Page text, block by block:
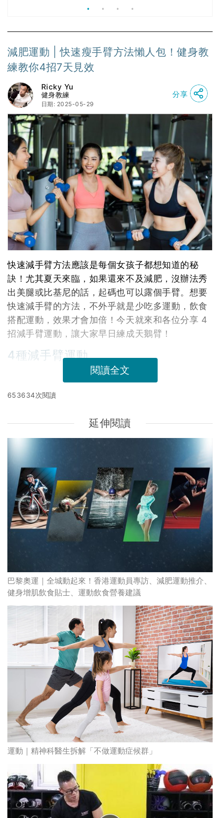
減肥運動 | 快速瘦手臂方法懶人包！健身教
練教你4招7天見效
Ricky Yu
健身教練
日期: 2025-05-29
分享
快速減手臂方法應該是每個女孩子都想知道的秘
訣！尤其夏天來臨，如果還來不及減肥，沒辦法秀
出美腿或比基尼的話，起碼也可以露個手臂。想要
快速減手臂的方法，不外乎就是少吃多運動，飲食
搭配運動，效果才會加倍！今天就來和各位分享 4
招減手臂運動，讓大家早日練成天鵝臂！
4種減手臂運動
閱讀全文
653634次閱讀
延伸閱讀
巴黎奧運｜全城動起來！香港運動員專訪、減肥運動推介、
健身增肌飲食貼士、運動飲食營養建議
運動｜精神科醫生拆解「不做運動症候群」